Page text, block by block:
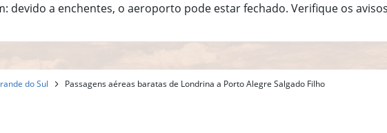
devido a enchentes, o aeroporto pode estar fechado. Verifique os
do Sul Passagens aéreas baratas de Londrina a Porto Alegre Salgado Filho